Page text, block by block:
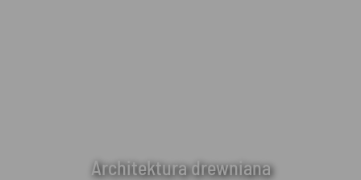
Architektura drewniana